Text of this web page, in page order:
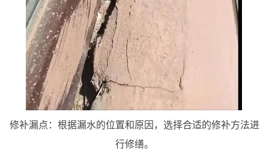
修补漏点：根据漏水的位置和原因，选择合适的修补方法进
行修缮。